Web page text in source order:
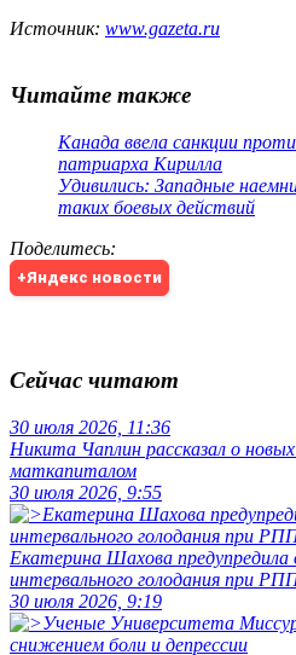
Источник: www.gazeta.ru
Читайте также
Канада ввела санкции
патриарха Кирилла
Удивились: Западные
таких боевых действий
Поделитесь:
+Яндекс новости
Сейчас читают
30 июля 2026, 11:36
Никита Чаплин рассказал о
маткапиталом
30 июля 2026, 9:55
Екатерина Шахова предупредила
интервального голодания при
30 июля 2026, 9:19